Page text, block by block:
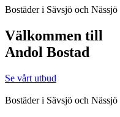
Bostäder i Sävsjö och Nässjö
Välkommen till
Andol Bostad
Se vårt utbud
Bostäder i Sävsjö och Nässjö